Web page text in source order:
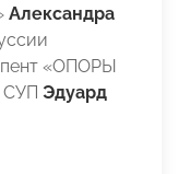
Александра
«ОПОРЫ
СУП Эдуард